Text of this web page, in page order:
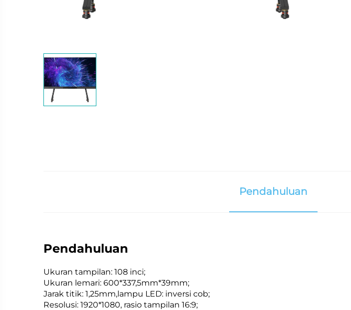
Pendahuluan
Pendahuluan
Ukuran tampilan: 108 inci;
Ukuran lemari: 600*337,5mm*39mm;
Jarak titik: 1,25mm,lampu LED: inversi cob;
Resolusi: 1920*1080, rasio tampilan 16:9;